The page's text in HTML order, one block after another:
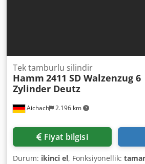
Aichach 2.196 km
Tek tamburlu silindir
Hamm 2411 SD Walzenzug 6
Zylinder Deutz
Fiyat bilgisi
Durum: ikinci el, Fonksiyonellik: